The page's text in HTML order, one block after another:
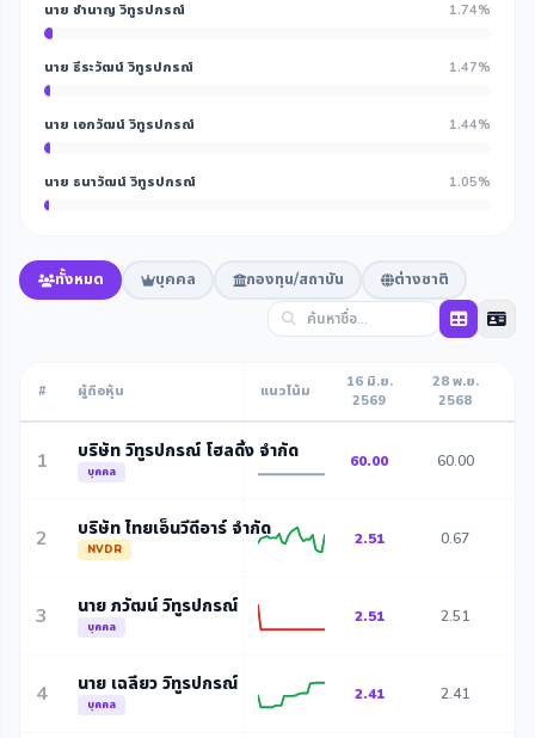
นาย ชำนาญ วิทูรปกรณ์ 1.74%
นาย ธีระวัฒน์ วิทูรปกรณ์ 1.47%
นาย เอกวัฒน์ วิทูรปกรณ์ 1.44%
นาย ธนาวัฒน์ วิทูรปกรณ์ 1.05%
ทั้งหมด บุคคล กองทุน/สถาบัน ต่างชาติ
# ผู้ถือหุ้น แนวโน้ม
16 มิ.ย.
2569
28 พ.ย.
2568
1 บริษัท วิทูรปกรณ์ โฮลดิ้ง จำกัด
บุคคล
60.00 60.00
2 บริษัท ไทยเอ็นวีดีอาร์ จำกัด
NVDR
2.51 0.67
3 นาย ภวัฒน์ วิทูรปกรณ์
บุคคล
2.51 2.51
4 นาย เฉลียว วิทูรปกรณ์
บุคคล
2.41 2.41